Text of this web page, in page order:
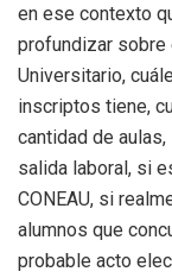
en ese contexto
profundizar sobre
Universitario,
inscriptos tiene,
cantidad de
salida laboral, si
CONEAU, si
alumnos que
probable acto